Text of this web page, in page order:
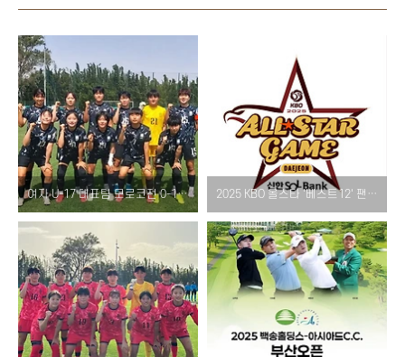
여자 U-17 대표팀 모로코전 0-1 패배 결과 및 선발 라인업 변화 – 월드컵 대비 친선대회 정리 2025 KBO 올스타 '베스트12' 팬 투표 일정, 방법, 결과, 경품 총정리 – 6월 2일부터 신한 SOL뱅크앱·KBO 공식 채널 참여 가능!